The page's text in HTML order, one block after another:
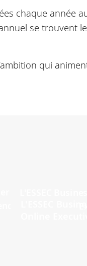
chaque année au
se trouvent
qui animent